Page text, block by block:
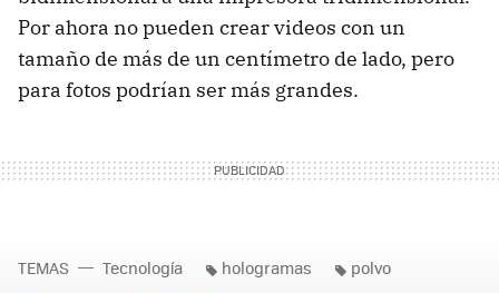
Por ahora no pueden crear videos con un
tamaño de más de un centímetro de lado, pero
para fotos podrían ser más grandes.
TEMAS Tecnología hologramas polvo